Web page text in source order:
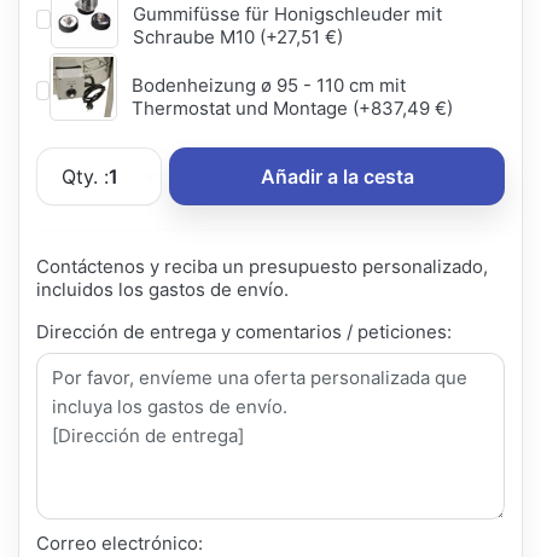
Gummifüsse für Honigschleuder mit
Schraube M10 (+27,51 €)
Bodenheizung ø 95 - 110 cm mit
Thermostat und Montage (+837,49 €)
Qty. :1 Añadir a la cesta
Contáctenos y reciba un presupuesto personalizado,
incluidos los gastos de envío.
Dirección de entrega y comentarios / peticiones:
Correo electrónico: